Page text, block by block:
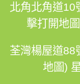
北角北角道10
擊打開地
荃灣楊屋道88
地圖)